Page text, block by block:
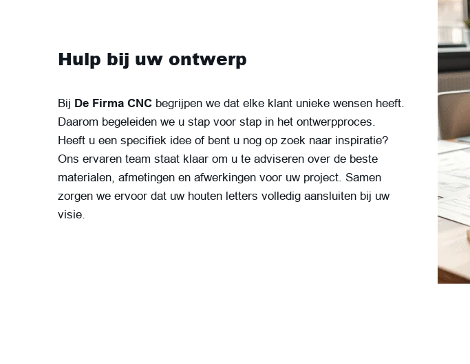
Hulp bij uw ontwerp
Bij De Firma CNC begrijpen we dat elke klant unieke wensen heeft.
Daarom begeleiden we u stap voor stap in het ontwerpproces.
Heeft u een specifiek idee of bent u nog op zoek naar inspiratie?
Ons ervaren team staat klaar om u te adviseren over de beste
materialen, afmetingen en afwerkingen voor uw project. Samen
zorgen we ervoor dat uw houten letters volledig aansluiten bij uw
visie.